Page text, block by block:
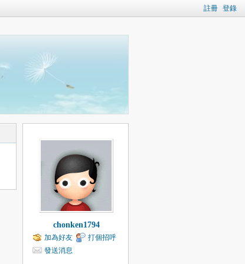
註冊 登錄
chonken1794
加為好友
打個招呼
發送消息